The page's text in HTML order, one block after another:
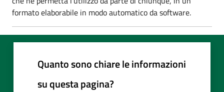
formato elaborabile in modo automatico da software.
Quanto sono chiare le informazioni
su questa pagina?